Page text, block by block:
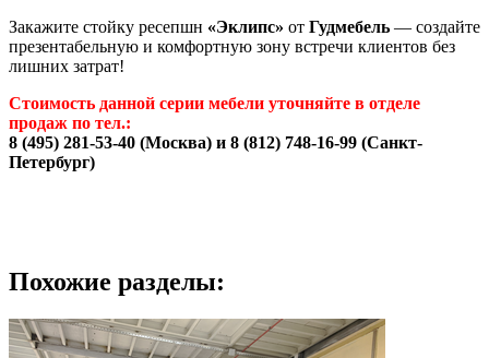
Закажите стойку ресепшн «Эклипс» от Гудмебель — создайте
презентабельную и комфортную зону встречи клиентов без
лишних затрат!
Стоимость данной серии мебели уточняйте в отделе
продаж по тел.:
8 (495) 281-53-40 (Москва) и 8 (812) 748-16-99 (Санкт-
Петербург)
Похожие разделы: